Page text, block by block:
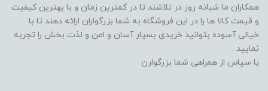
همکاران ما شبانه روز در تلاشند تا در کمترین زمان و با بهترین کیفیت
و قیمت کالا ها را در این فروشگاه به شما بزرگواران ارائه دهند تا با
خیالی آسوده بتوانید خریدی بسیار آسان و امن و لذت بخش را تجربه
نمایید .
با سپاس از همراهی شما بزرگوارن